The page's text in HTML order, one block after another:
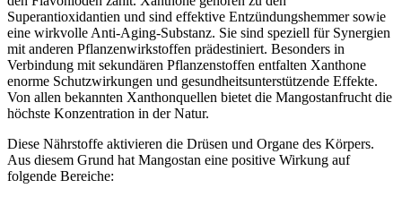
Superantioxidantien und sind effektive Entzündungshemmer sowie
eine wirkvolle Anti-Aging-Substanz. Sie sind speziell für Synergien
mit anderen Pflanzenwirkstoffen prädestiniert. Besonders in
Verbindung mit sekundären Pflanzenstoffen entfalten Xanthone
enorme Schutzwirkungen und gesundheitsunterstützende Effekte.
Von allen bekannten Xanthonquellen bietet die Mangostanfrucht die
höchste Konzentration in der Natur.
Diese Nährstoffe aktivieren die Drüsen und Organe des Körpers.
Aus diesem Grund hat Mangostan eine positive Wirkung auf
folgende Bereiche: